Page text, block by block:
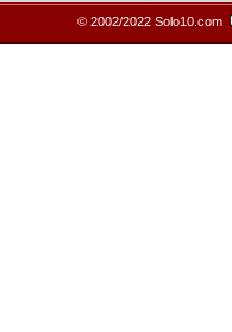
© 2002/2022 Solo10.com